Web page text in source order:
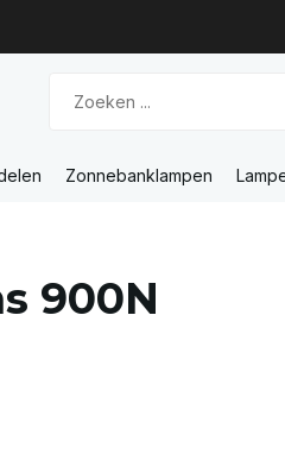
Zonnebanklampen
900N